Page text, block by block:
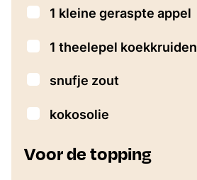
▢
1 kleine geraspte appel
▢
1 theelepel koekkruiden
▢
snufje zout
▢
kokosolie
Voor de topping